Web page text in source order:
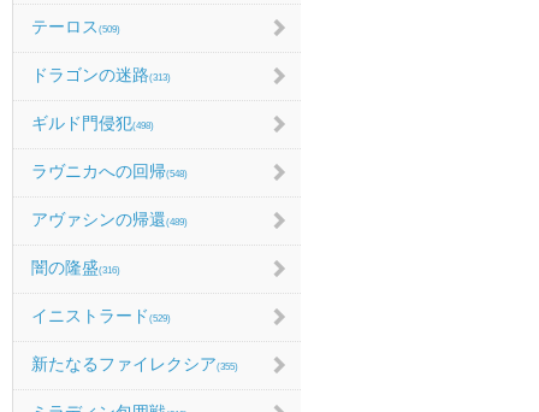
テーロス (509)
ドラゴンの迷路(313)
ギルド門侵犯(498)
ラヴニカへの回帰(548)
アヴァシンの帰還(489)
闇の隆盛(316)
イニストラード (529)
新たなるファイレクシア(355)